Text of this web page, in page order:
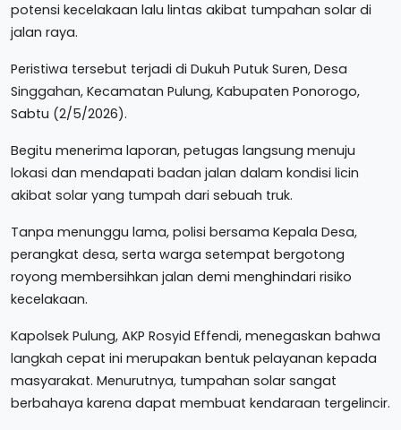
potensi kecelakaan lalu lintas akibat tumpahan solar di
jalan raya.
Peristiwa tersebut terjadi di Dukuh Putuk Suren, Desa
Singgahan, Kecamatan Pulung, Kabupaten Ponorogo,
Sabtu (2/5/2026).
Begitu menerima laporan, petugas langsung menuju
lokasi dan mendapati badan jalan dalam kondisi licin
akibat solar yang tumpah dari sebuah truk.
Tanpa menunggu lama, polisi bersama Kepala Desa,
perangkat desa, serta warga setempat bergotong
royong membersihkan jalan demi menghindari risiko
kecelakaan.
Kapolsek Pulung, AKP Rosyid Effendi, menegaskan bahwa
langkah cepat ini merupakan bentuk pelayanan kepada
masyarakat. Menurutnya, tumpahan solar sangat
berbahaya karena dapat membuat kendaraan tergelincir.